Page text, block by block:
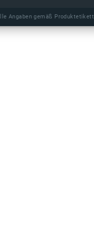
Angaben gemäß Produktetikett